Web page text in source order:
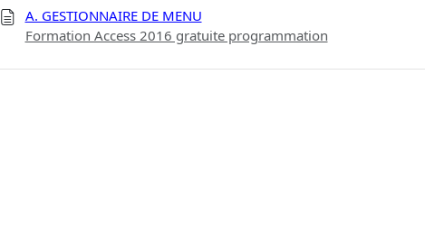
A. GESTIONNAIRE DE MENU
Formation Access 2016 gratuite programmation